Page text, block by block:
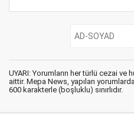
UYARI: Yorumların her türlü cezai
aittir. Mepa News, yapılan
600 karakterle (boşluklu) sınırlıdır.